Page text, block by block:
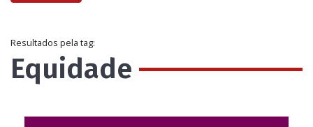
Resultados pela tag:
Equidade